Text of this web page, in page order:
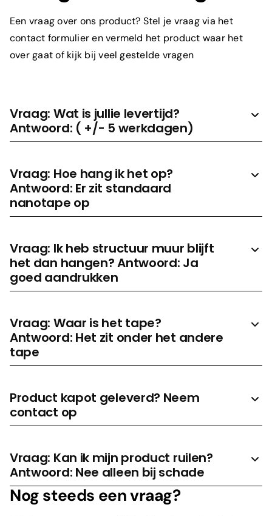
Een vraag over ons product? Stel je vraag via het
contact formulier en vermeld het product waar het
over gaat of kijk bij veel gestelde vragen
Vraag: Wat is jullie levertijd?
Antwoord: ( +/- 5 werkdagen)
Vraag: Hoe hang ik het op?
Antwoord: Er zit standaard
nanotape op
Vraag: Ik heb structuur muur blijft
het dan hangen? Antwoord: Ja
goed aandrukken
Vraag: Waar is het tape?
Antwoord: Het zit onder het andere
tape
Product kapot geleverd? Neem
contact op
Vraag: Kan ik mijn product ruilen?
Antwoord: Nee alleen bij schade
Nog steeds een vraag?
Wat is je e-mailadres?
Toelichting
Prijs aanvragen